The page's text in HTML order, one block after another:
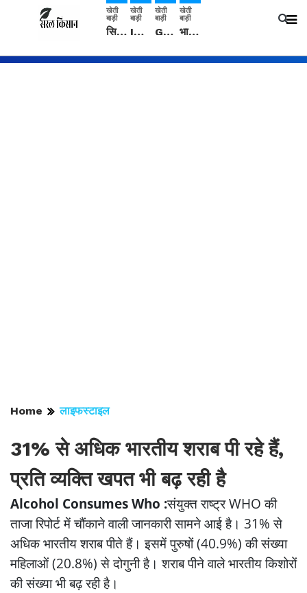
खेती
बाड़ी
सिरसा: कृषि विज्ञान केंद्र की बैठक में फसल बीमा विधि कारण व कृषि उद्यमिता बढ़ावा देने पर चर्चा
खेती
बाड़ी
IMD: राजस्थान में प्री-मानसून की सामान्य से 74% अधिक बारिश, दस्तक में देरी और मानसून कमजोर रहेगा
खेती
बाड़ी
Guar Ka Rate: ग्वार के भाव में हल्की बढ़ोतरी, बढ़ सकता है बुवाई का रकबा
खेती
बाड़ी
भारत में 29 मई से शुरु होगी प्री-मानसून बारिश, ECMWF विदेशी मौसम एजेंसी का पूर्वानुमान
Home लाइफस्टाइल
31% से अधिक भारतीय शराब पी रहे हैं,
प्रति व्यक्ति खपत भी बढ़ रही है
Alcohol Consumes Who :संयुक्त राष्ट्र WHO की
ताजा रिपोर्ट में चौंकाने वाली जानकारी सामने आई है। 31% से
अधिक भारतीय शराब पीते हैं। इसमें पुरुषों (40.9%) की संख्या
महिलाओं (20.8%) से दोगुनी है। शराब पीने वाले भारतीय किशोरों
की संख्या भी बढ़ रही है।